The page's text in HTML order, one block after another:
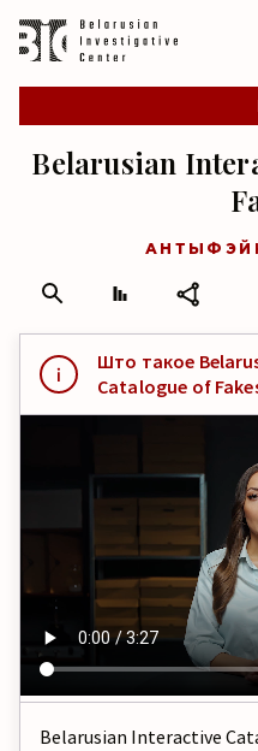
Belarusian
Што такое
Catalogue of
Belarusian Interactive